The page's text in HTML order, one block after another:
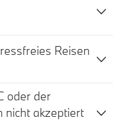
Reisen
oder der
nicht akzeptiert